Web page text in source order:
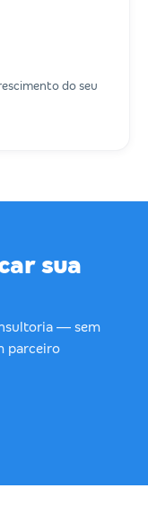
do seu
sua
— sem
parceiro